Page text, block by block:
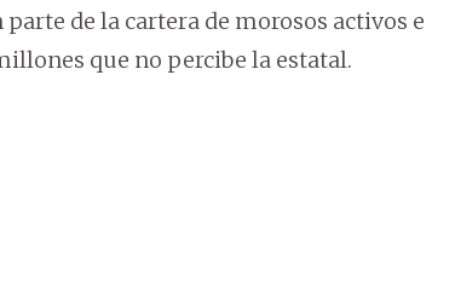
de la cartera de morosos activos e
que no percibe la estatal.